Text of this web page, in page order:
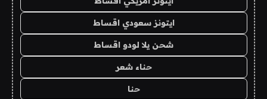
ايتونز سعودي اقساط
شحن يلا لودو اقساط
حناء شعر
حنا